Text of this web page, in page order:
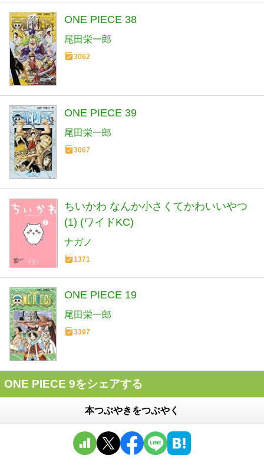
ONE PIECE 38
尾田栄一郎
3062
ONE PIECE 39
尾田栄一郎
3067
ちいかわ なんか小さくてかわいいやつ
(1) (ワイドKC)
ナガノ
1371
ONE PIECE 19
尾田栄一郎
3397
ONE PIECE 9をシェアする
本つぶやきをつぶやく